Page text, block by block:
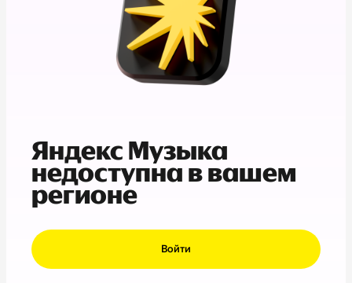
Яндекс Музыка
недоступна в вашем
регионе
Войти